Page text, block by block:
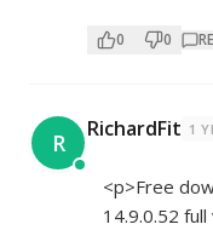
0 0
R RichardFit 1
<p>Free
14.9.0.52